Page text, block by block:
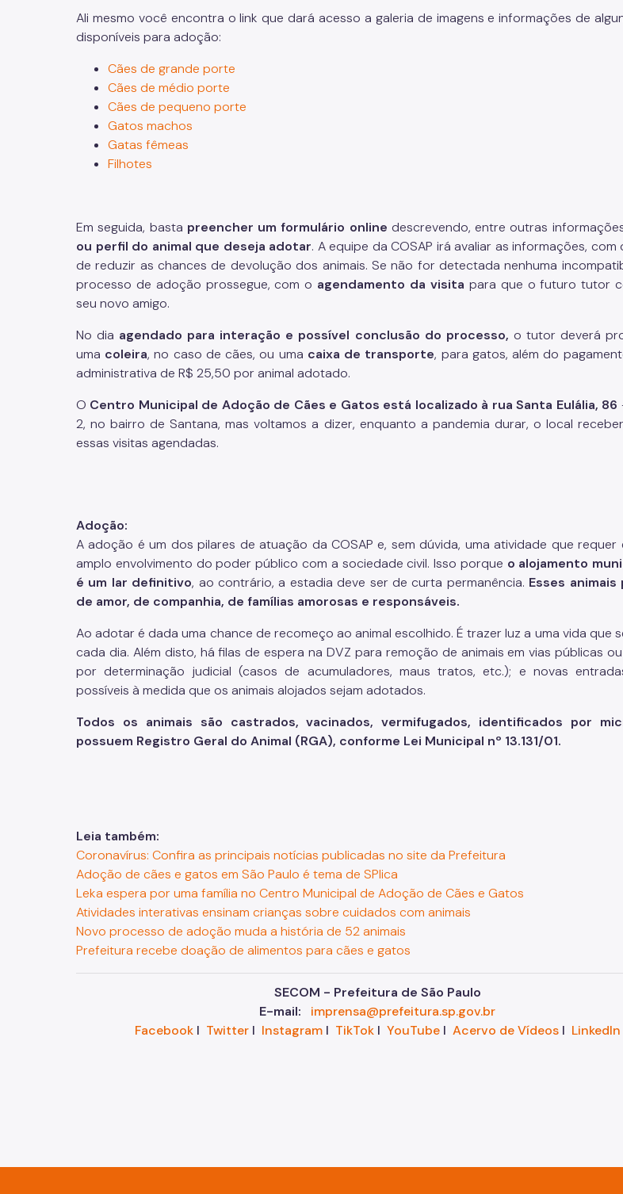
Ali mesmo você encontra o link que dará acesso a galeria de imagens e informações de
disponíveis para adoção:
Cães de grande porte
Cães de médio porte
Cães de pequeno porte
Gatos machos
Gatas fêmeas
Filhotes
Em seguida, basta preencher um formulário online descrevendo, entre outras
ou perfil do animal que deseja adotar. A equipe da COSAP irá avaliar as informações, com
de reduzir as chances de devolução dos animais. Se não for detectada nenhuma
processo de adoção prossegue, com o agendamento da visita para que o futuro tutor
seu novo amigo.
No dia agendado para interação e possível conclusão do processo, o tutor deverá
uma coleira, no caso de cães, ou uma caixa de transporte, para gatos, além do
administrativa de R$ 25,50 por animal adotado.
O Centro Municipal de Adoção de Cães e Gatos está localizado à rua Santa Eulália, 86
2, no bairro de Santana, mas voltamos a dizer, enquanto a pandemia durar, o local
essas visitas agendadas.
Adoção:
A adoção é um dos pilares de atuação da COSAP e, sem dúvida, uma atividade que
amplo envolvimento do poder público com a sociedade civil. Isso porque o alojamento
é um lar definitivo, ao contrário, a estadia deve ser de curta permanência. Esses animais
de amor, de companhia, de famílias amorosas e responsáveis.
Ao adotar é dada uma chance de recomeço ao animal escolhido. É trazer luz a uma vida que
cada dia. Além disto, há filas de espera na DVZ para remoção de animais em vias públicas
por determinação judicial (casos de acumuladores, maus tratos, etc.); e novas
possíveis à medida que os animais alojados sejam adotados.
Todos os animais são castrados, vacinados, vermifugados, identificados por
possuem Registro Geral do Animal (RGA), conforme Lei Municipal nº 13.131/01.
Leia também:
Coronavírus: Confira as principais notícias publicadas no site da Prefeitura
Adoção de cães e gatos em São Paulo é tema de SPlica
Leka espera por uma família no Centro Municipal de Adoção de Cães e Gatos
Atividades interativas ensinam crianças sobre cuidados com animais
Novo processo de adoção muda a história de 52 animais
Prefeitura recebe doação de alimentos para cães e gatos
SECOM - Prefeitura de São Paulo
E-mail:
imprensa@prefeitura.sp.gov.br
FacebookI TwitterI InstagramI TikTokI YouTubeI Acervo de VídeosI LinkedIn